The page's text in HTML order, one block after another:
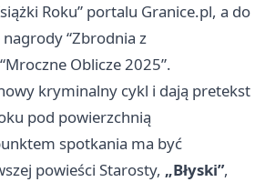
Roku” portalu Granice.pl, a do
“Zbrodnia z
Oblicze 2025”.
kryminalny cykl i dają pretekst
pod powierzchnią
spotkania ma być
powieści Starosty, „Błyski”,